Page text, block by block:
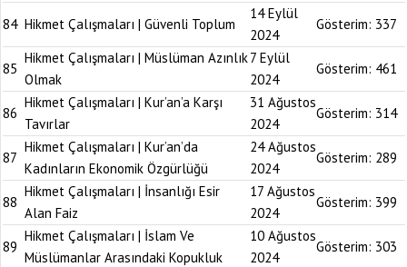
84 Hikmet Çalışmaları | Güvenli Toplum
14 Eylül
2024
Gösterim: 337
85
Hikmet Çalışmaları | Müslüman Azınlık
Olmak
7 Eylül
2024
Gösterim: 461
86
Hikmet Çalışmaları | Kur’an’a Karşı
Tavırlar
31 Ağustos
2024
Gösterim: 314
87
Hikmet Çalışmaları | Kur’an’da
Kadınların Ekonomik Özgürlüğü
24 Ağustos
2024
Gösterim: 289
88
Hikmet Çalışmaları | İnsanlığı Esir
Alan Faiz
17 Ağustos
2024
Gösterim: 399
89
Hikmet Çalışmaları | İslam Ve
Müslümanlar Arasındaki Kopukluk
10 Ağustos
2024
Gösterim: 303